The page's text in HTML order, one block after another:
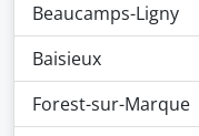
Beaucamps-Ligny
Baisieux
Forest-sur-Marque